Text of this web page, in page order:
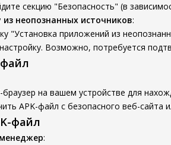
секцию "Безопасность" (в
неопознанных источников:
"Установка приложений из
Возможно, потребуется
на вашем устройстве для
APK-файл с безопасного веб-сайта
файл
: